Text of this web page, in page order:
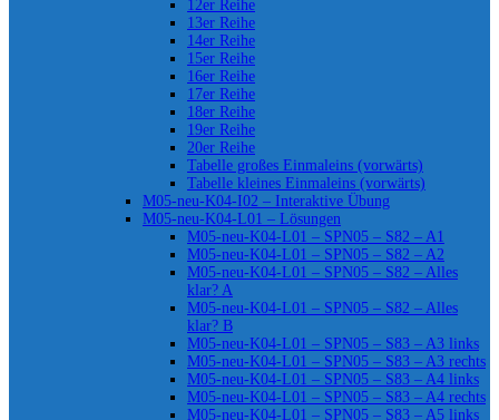
12er Reihe
13er Reihe
14er Reihe
15er Reihe
16er Reihe
17er Reihe
18er Reihe
19er Reihe
20er Reihe
Tabelle großes Einmaleins (vorwärts)
Tabelle kleines Einmaleins (vorwärts)
M05-neu-K04-I02 – Interaktive Übung
M05-neu-K04-L01 – Lösungen
M05-neu-K04-L01 – SPN05 – S82 – A1
M05-neu-K04-L01 – SPN05 – S82 – A2
M05-neu-K04-L01 – SPN05 – S82 – Alles
klar? A
M05-neu-K04-L01 – SPN05 – S82 – Alles
klar? B
M05-neu-K04-L01 – SPN05 – S83 – A3 links
M05-neu-K04-L01 – SPN05 – S83 – A3 rechts
M05-neu-K04-L01 – SPN05 – S83 – A4 links
M05-neu-K04-L01 – SPN05 – S83 – A4 rechts
M05-neu-K04-L01 – SPN05 – S83 – A5 links